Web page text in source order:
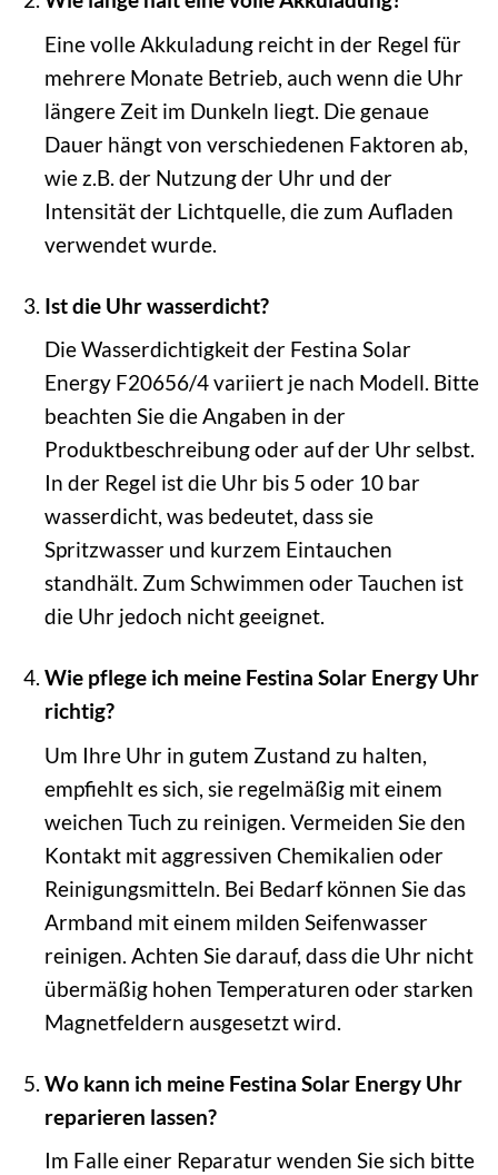
Eine volle Akkuladung reicht in der Regel für
mehrere Monate Betrieb, auch wenn die Uhr
längere Zeit im Dunkeln liegt. Die genaue
Dauer hängt von verschiedenen Faktoren ab,
wie z.B. der Nutzung der Uhr und der
Intensität der Lichtquelle, die zum Aufladen
verwendet wurde.
Ist die Uhr wasserdicht?
Die Wasserdichtigkeit der Festina Solar
Energy F20656/4 variiert je nach Modell. Bitte
beachten Sie die Angaben in der
Produktbeschreibung oder auf der Uhr selbst.
In der Regel ist die Uhr bis 5 oder 10 bar
wasserdicht, was bedeutet, dass sie
Spritzwasser und kurzem Eintauchen
standhält. Zum Schwimmen oder Tauchen ist
die Uhr jedoch nicht geeignet.
Wie pflege ich meine Festina Solar Energy Uhr
richtig?
Um Ihre Uhr in gutem Zustand zu halten,
empfiehlt es sich, sie regelmäßig mit einem
weichen Tuch zu reinigen. Vermeiden Sie den
Kontakt mit aggressiven Chemikalien oder
Reinigungsmitteln. Bei Bedarf können Sie das
Armband mit einem milden Seifenwasser
reinigen. Achten Sie darauf, dass die Uhr nicht
übermäßig hohen Temperaturen oder starken
Magnetfeldern ausgesetzt wird.
Wo kann ich meine Festina Solar Energy Uhr
reparieren lassen?
Im Falle einer Reparatur wenden Sie sich bitte